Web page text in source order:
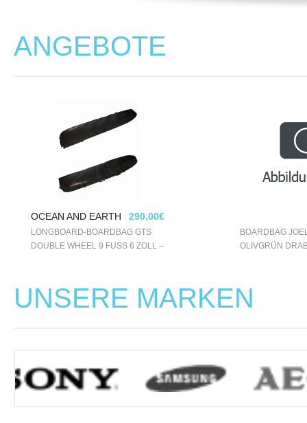
ANGEBOTE
OCEAN AND EARTH 290,00€
LONGBOARD-BOARDBAG GTS
DOUBLE WHEEL 9 FUSS 6 ZOLL –
BOARDBAG
OLIVGRÜN
UNSERE MARKEN